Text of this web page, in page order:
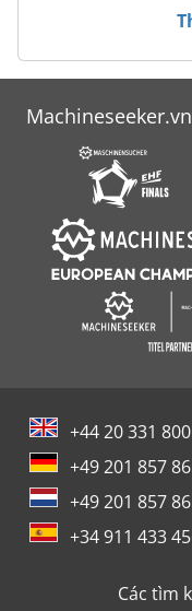
+44 20 331
+49 201 857
+49 201 857
+34 911 433
Các tìm